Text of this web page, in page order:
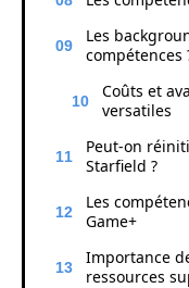
Les
compétences
Coûts et
versatiles
Peut-on
Starfield ?
Les
Game+
Importance
ressources